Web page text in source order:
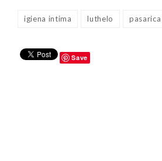
igiena intima luthelo
Save